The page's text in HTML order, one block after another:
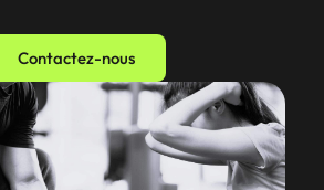
Contactez-nous